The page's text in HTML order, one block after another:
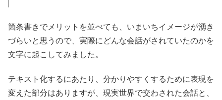
箇条書きでメリットを並べても、いまいちイメージが湧き
づらいと思うので、実際にどんな会話がされていたのかを
文字に起こしてみました。
テキスト化するにあたり、分かりやすくするために表現を
変えた部分はありますが、現実世界で交わされた会話と、